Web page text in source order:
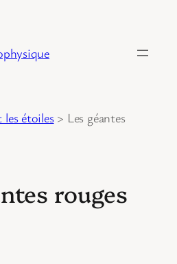
les étoiles> Les géantes
rouges